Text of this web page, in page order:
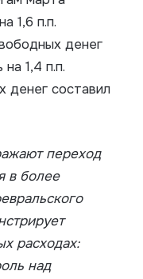
1,6 п.п.
денег
1,4 п.п.
денег составил
переход
в более
расходах:
над